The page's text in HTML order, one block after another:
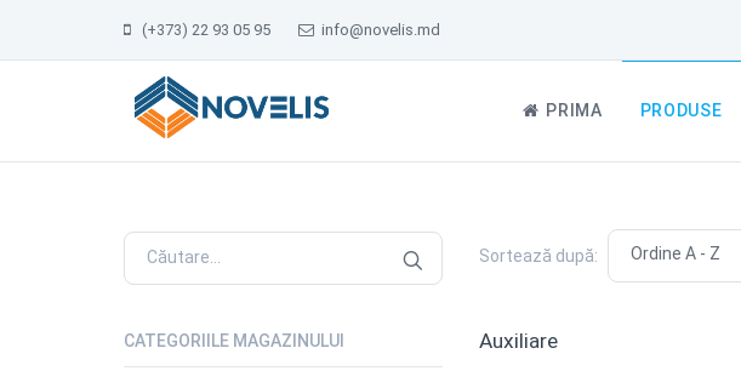
(+373) 22 93 05 95 info@novelis.md
PRIMA PRODUSE
Sortează după:
Auxiliare
CATEGORIILE MAGAZINULUI